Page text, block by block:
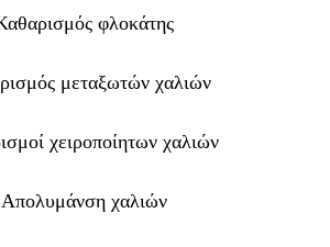
φλοκάτης
μεταξωτών χαλιών
χειροποίητων χαλιών
Απολυμάνση χαλιών